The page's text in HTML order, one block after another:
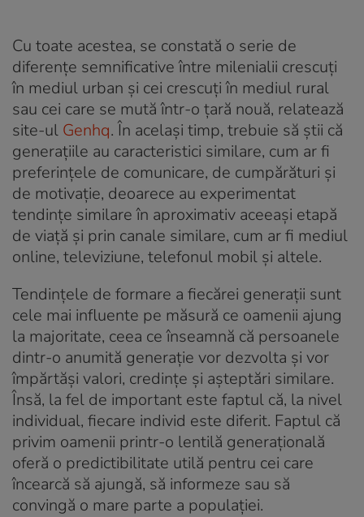
Cu toate acestea, se constată o serie de
diferențe semnificative între milenialii crescuți
în mediul urban și cei crescuți în mediul rural
sau cei care se mută într-o țară nouă, relatează
site-ul Genhq. În același timp, trebuie să știi că
generațiile au caracteristici similare, cum ar fi
preferințele de comunicare, de cumpărături și
de motivație, deoarece au experimentat
tendințe similare în aproximativ aceeași etapă
de viață și prin canale similare, cum ar fi mediul
online, televiziune, telefonul mobil și altele.
Tendințele de formare a fiecărei generații sunt
cele mai influente pe măsură ce oamenii ajung
la majoritate, ceea ce înseamnă că persoanele
dintr-o anumită generație vor dezvolta și vor
împărtăși valori, credințe și așteptări similare.
Însă, la fel de important este faptul că, la nivel
individual, fiecare individ este diferit. Faptul că
privim oamenii printr-o lentilă generațională
oferă o predictibilitate utilă pentru cei care
încearcă să ajungă, să informeze sau să
convingă o mare parte a populației.